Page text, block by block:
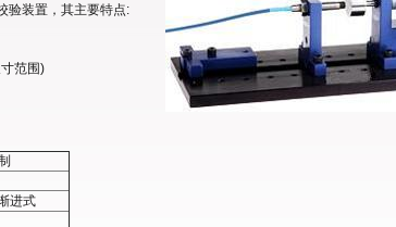
验装置，其主要特点:
范围)
进式